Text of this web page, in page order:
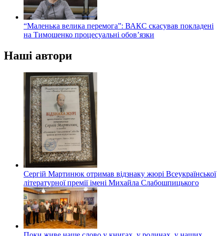
“Маленька велика перемога”: ВАКС скасував покладені
на Тимошенко процесуальні обов’язки
Наші автори
Сергій Мартинюк отримав відзнаку жюрі Всеукраїнської
літературної премії імені Михайла Слабошпицького